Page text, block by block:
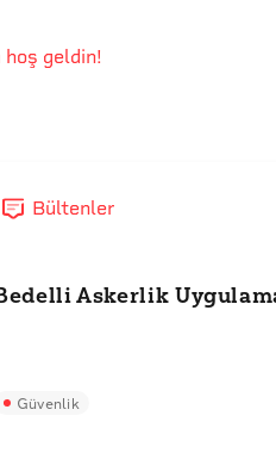
geldin!
Bültenler
Askerlik
Güvenlik